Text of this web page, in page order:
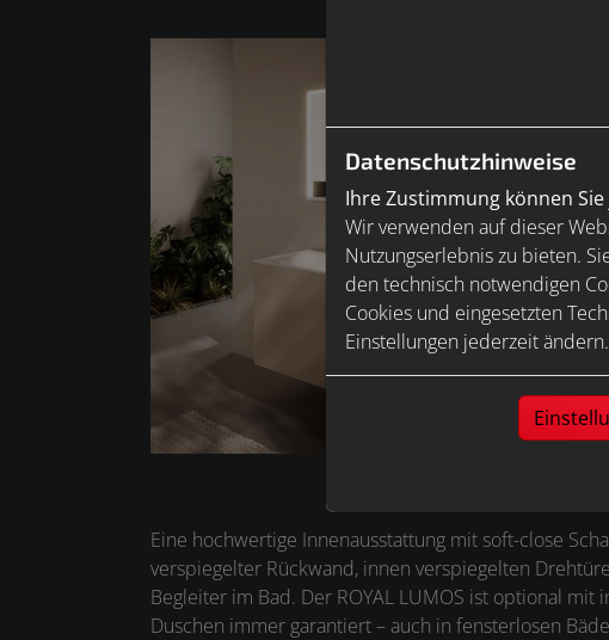
Eine hochwertige Innenausstattung mit soft-close
verspiegelter Rückwand, innen verspiegelten
Begleiter im Bad. Der ROYAL LUMOS ist optional
Duschen immer garantiert – auch in fensterlosen
Datenschutzhinweise
Ihre Zustimmung können
Wir verwenden auf dieser
Nutzungserlebnis zu bieten.
den technisch notwendigen
Cookies und eingesetzten
Einstellungen jederzeit ändern.